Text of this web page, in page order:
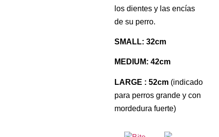
los dientes y las encías
de su perro.
SMALL: 32cm
MEDIUM: 42cm
LARGE : 52cm (indicado
para perros grande y con
mordedura fuerte)